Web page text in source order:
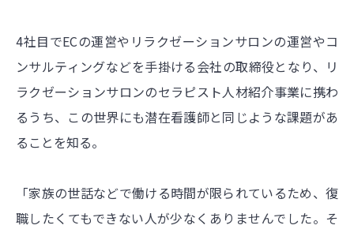
4社目でECの運営やリラクゼーションサロンの運営やコ
ンサルティングなどを手掛ける会社の取締役となり、リ
ラクゼーションサロンのセラピスト人材紹介事業に携わ
るうち、この世界にも潜在看護師と同じような課題があ
ることを知る。
「家族の世話などで働ける時間が限られているため、復
職したくてもできない人が少なくありませんでした。そ